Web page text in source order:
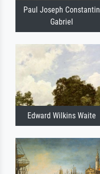
Paul Joseph Constantin
Gabriel
Edward Wilkins Waite